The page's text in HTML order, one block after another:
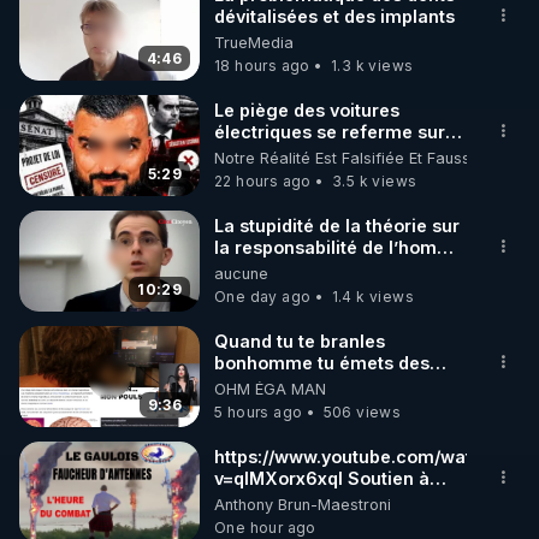
🌱 INSTAGRAM
https://www.instagram.com/rdlr_thierrycasasnovas/
http://rgnr.li/instagram
🌱 LA NEWSLETTER
Pour ne pas rater l’actualité RGNR (stages,
http://rgnr.li/news
🌱 VIDÉOS NON CENSURÉES SUR ODYSEE
Toutes les vidéos Youtube sont aussi sur la
http://rgnr.li/odysee
🌱 LES STAGES EN PRÉSENTIEL
http://rgnr.li/stages
4:46
dévitalisées et des implants
TrueMedia
18 hours ago
1.3 k views
5:29
Le piège des voitures
électriques se referme sur
les usagers !
Notre Réalité Est Falsifiée Et Fausse
22 hours ago
3.5 k views
10:29
La stupidité de la théorie sur
la responsabilité de l’homme
concernant le dioxyde de
carbone.
aucune
One day ago
1.4 k views
9:36
Quand tu te branles
bonhomme tu émets des
ondes ils ont juste omis de
t'expliquer
OHM ÉGA MAN
5 hours ago
506 views
https://www.youtube.com/watch?
v=qlMXorx6xqI Soutien à
tous les gardiens du Vivant
Anthony Brun-Maestroni
One hour ago